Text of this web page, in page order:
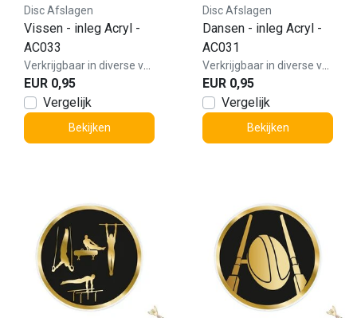
Disc Afslagen
Vissen - inleg Acryl -
AC033
EUR 0,95
Vergelijk
Bekijken
Disc Afslagen
Dansen - inleg Acryl -
AC031
EUR 0,95
Vergelijk
Bekijken